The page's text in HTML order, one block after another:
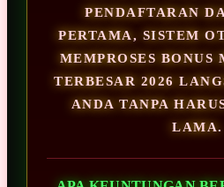
PENDAFTARAN
PERTAMA, SISTEM
MEMPROSES BONUS
TERBESAR 2026
ANDA TANPA
LAMA.